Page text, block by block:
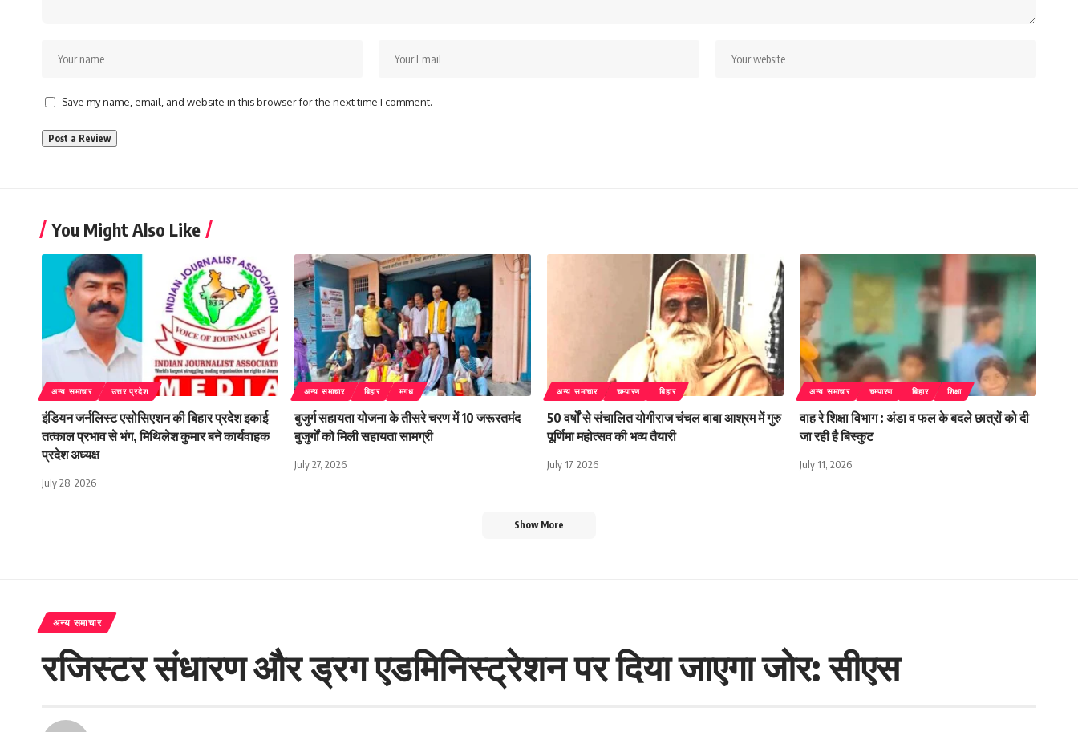
Save my name, email, and website in this browser for the next time I comment.
You Might Also Like
अन्य समाचार उत्तर प्रदेश
इंडियन जर्नलिस्ट एसोसिएशन की बिहार प्रदेश इकाई
तत्काल प्रभाव से भंग, मिथिलेश कुमार बने कार्यवाहक
प्रदेश अध्यक्ष
July 28, 2026
अन्य समाचार बिहार मगध
बुजुर्ग सहायता योजना के तीसरे चरण में 10 जरूरतमंद
बुजुर्गों को मिली सहायता सामग्री
July 27, 2026
अन्य समाचार चम्पारण बिहार
50 वर्षों से संचालित योगीराज चंचल बाबा आश्रम में गुरु
पूर्णिमा महोत्सव की भव्य तैयारी
July 17, 2026
अन्य समाचार चम्पारण बिहार शिक्षा
वाह रे शिक्षा विभाग : अंडा व फल के बदले छात्रों को दी
जा रही है बिस्कुट
July 11, 2026
Show More
अन्य समाचार
रजिस्टर संधारण और ड्रग एडमिनिस्ट्रेशन पर दिया जाएगा जोर: सीएस